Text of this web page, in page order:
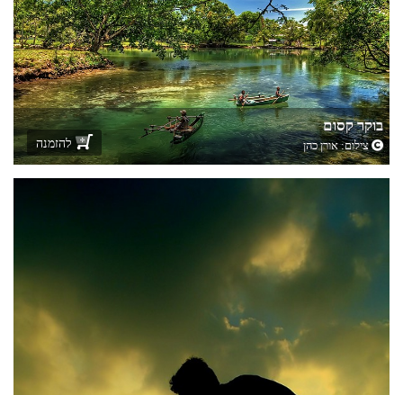
בוקר קסום
צילום:אורן כהן להזמנה